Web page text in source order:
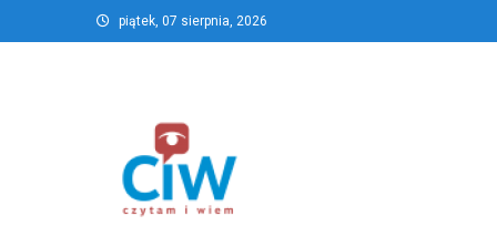
to
piątek, 07 sierpnia, 2026